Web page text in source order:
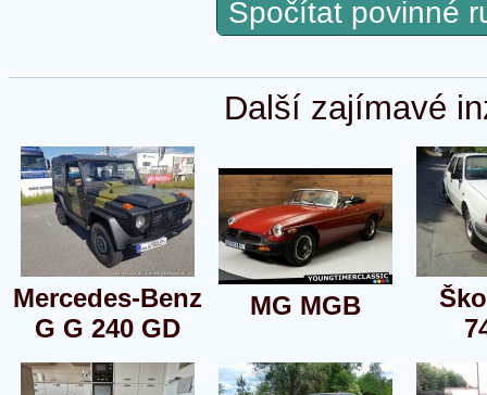
Spočítat povinné
Další zajímavé
Mercedes-Benz
G G 240 GD
MG MGB